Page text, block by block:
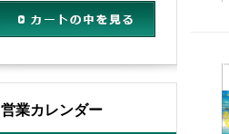
営業カレンダー